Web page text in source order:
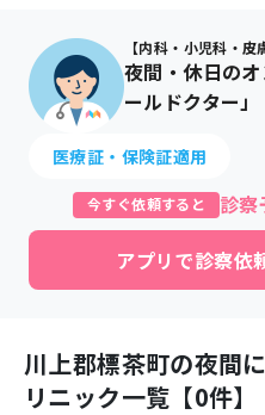
【内科・小児科・皮
夜間・休日の
ールドクター」
医療証・保険証適用
今すぐ依頼すると 診察
アプリで診察依
川上郡標茶町の夜間
リニック一覧【0件】